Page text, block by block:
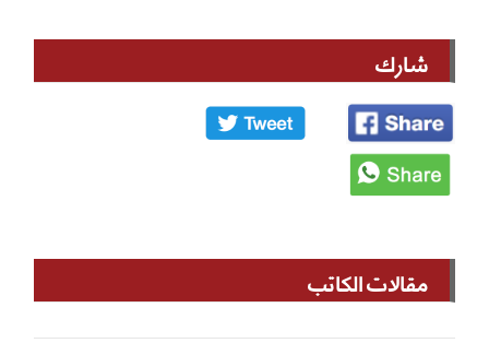
شارك
مقالات الكاتب